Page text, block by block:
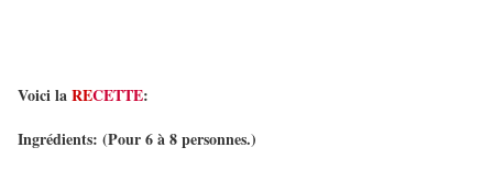
Voici laRECETTE:
Ingrédients: (Pour 6 à 8 personnes.)